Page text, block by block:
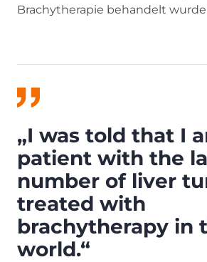
Brachytherapie behandelt
„I was told that I
patient with the
number of liver
treated with
brachytherapy in
world.“